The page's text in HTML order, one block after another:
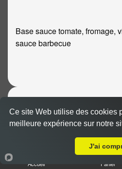
Base sauce tomate, fromage,
sauce barbecue
Pizza mexicaine
Dès10.00 €
Base sauce tomate, fromage,
terre, ananas, sauce barbecue
Accueil Panier
Ce site Web utilise des cookies
meilleure expérience sur notre
J'ai